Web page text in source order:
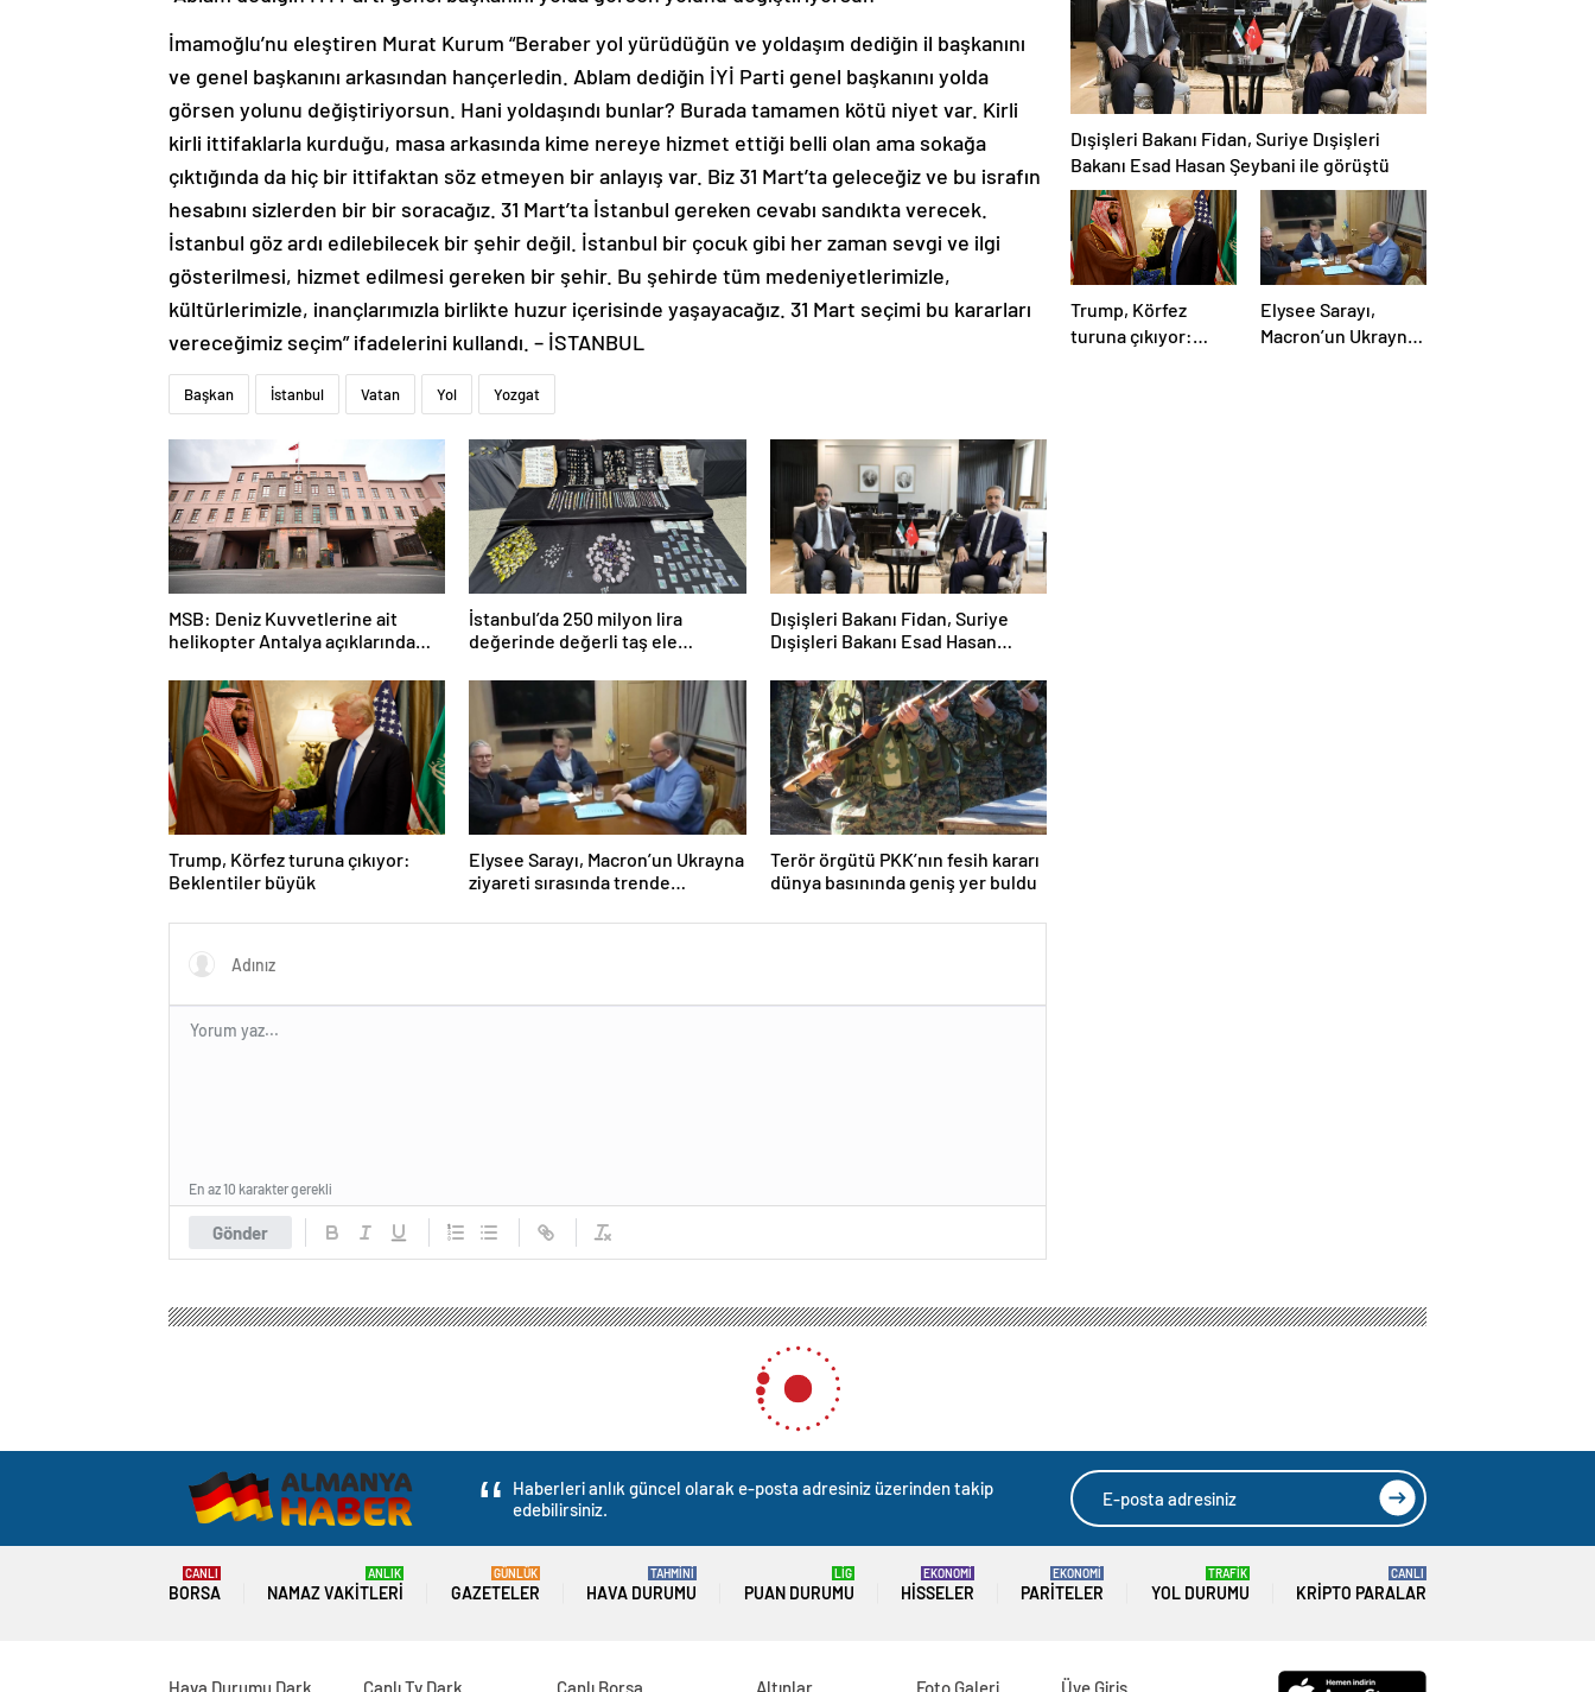
İmamoğlu’nu eleştiren Murat Kurum “Beraber yol yürüdüğün ve yoldaşım dediğin il başkanını
ve genel başkanını arkasından hançerledin. Ablam dediğin İYİ Parti genel başkanını yolda
görsen yolunu değiştiriyorsun. Hani yoldaşındı bunlar? Burada tamamen kötü niyet var. Kirli
kirli ittifaklarla kurduğu, masa arkasında kime nereye hizmet ettiği belli olan ama sokağa
çıktığında da hiç bir ittifaktan söz etmeyen bir anlayış var. Biz 31 Mart’ta geleceğiz ve bu israfın
hesabını sizlerden bir bir soracağız. 31 Mart’ta İstanbul gereken cevabı sandıkta verecek.
İstanbul göz ardı edilebilecek bir şehir değil. İstanbul bir çocuk gibi her zaman sevgi ve ilgi
gösterilmesi, hizmet edilmesi gereken bir şehir. Bu şehirde tüm medeniyetlerimizle,
kültürlerimizle, inançlarımızla birlikte huzur içerisinde yaşayacağız. 31 Mart seçimi bu kararları
vereceğimiz seçim” ifadelerini kullandı. – İSTANBUL
Başkan İstanbul Vatan Yol Yozgat
MSB: Deniz Kuvvetlerine ait
helikopter Antalya açıklarında
İstanbul’da 250 milyon lira
değerinde değerli taş ele
Dışişleri Bakanı Fidan, Suriye
Dışişleri Bakanı Esad Hasan
Trump, Körfez turuna çıkıyor:
Beklentiler büyük
Elysee Sarayı, Macron’un Ukrayna
ziyareti sırasında trende
yalanladı
Terör örgütü PKK’nın fesih kararı
dünya basınında geniş yer buldu
Gönder
En az 10 karakter gerekli
Dışişleri Bakanı Fidan, Suriye Dışişleri
Bakanı Esad Hasan Şeybani ile görüştü
Trump, Körfez
turuna çıkıyor:
Elysee Sarayı,
Macron’un Ukrayna
Haberleri anlık güncel olarak e-posta adresiniz üzerinden takip
edebilirsiniz.
BORSA
CANLI
NAMAZ VAKITLERI
ANLIK
GAZETELER
GÜNLÜK
HAVA DURUMU
TAHMİNİ
PUAN DURUMU
LİG
HISSELER
EKONOMİ
PARITELER
EKONOMİ
YOL DURUMU
TRAFİK
KRIPTO PARALAR
CANLI
Hava Durumu Dark Canlı Tv Dark Canlı Borsa Altınlar Foto Galeri Üye Giriş